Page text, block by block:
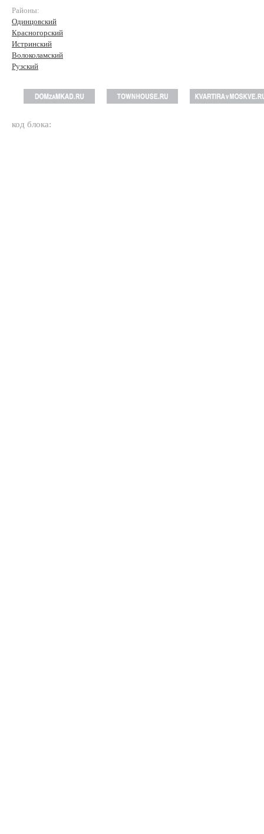
Районы:
Одинцовский
Красногорский
Истринский
Волоколамский
Рузский
код блока: